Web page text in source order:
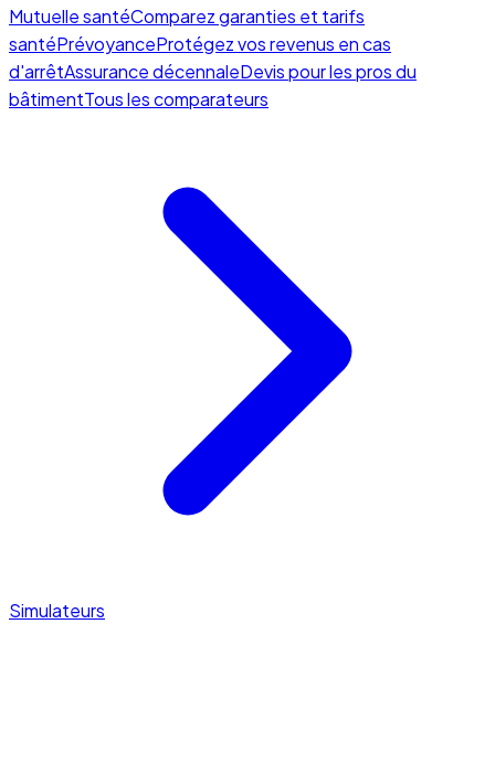
Mutuelle santéComparez garanties et tarifs
santéPrévoyanceProtégez vos revenus en cas
d'arrêtAssurance décennaleDevis pour les pros du
bâtimentTous les comparateurs
Simulateurs